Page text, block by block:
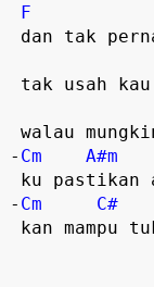
F
- Cm
A#m
- Cm C#